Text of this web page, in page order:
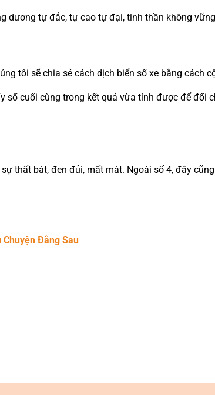
dương tự đắc, tự cao tự đại, tinh thần không
tôi sẽ chia sẻ cách dịch biển số xe bằng cách
số cuối cùng trong kết quả vừa tính được để đối
thất bát, đen đủi, mất mát. Ngoài số 4, đây
Chuyện Đằng Sau